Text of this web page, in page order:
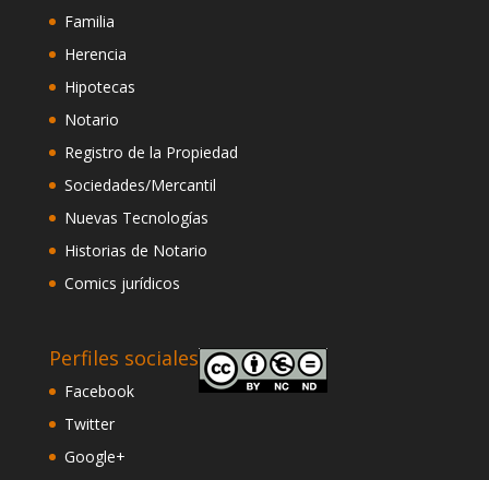
Familia
Herencia
Hipotecas
Notario
Registro de la Propiedad
Sociedades/Mercantil
Nuevas Tecnologías
Historias de Notario
Comics jurídicos
Perfiles sociales
Facebook
Twitter
Google+